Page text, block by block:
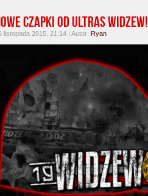
czapki od Ultras Widzew!
listopada 2015, 21:14 | Autor: Ryan